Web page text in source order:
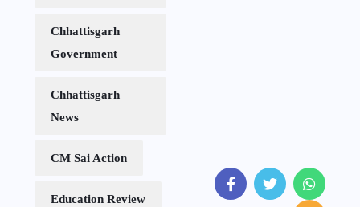
Chhattisgarh
Government
Chhattisgarh
News
CM Sai Action
Education Review